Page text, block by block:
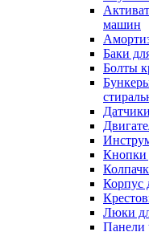
машин
Баки
Болты
Кнопки
Корпус
Люки
Панели